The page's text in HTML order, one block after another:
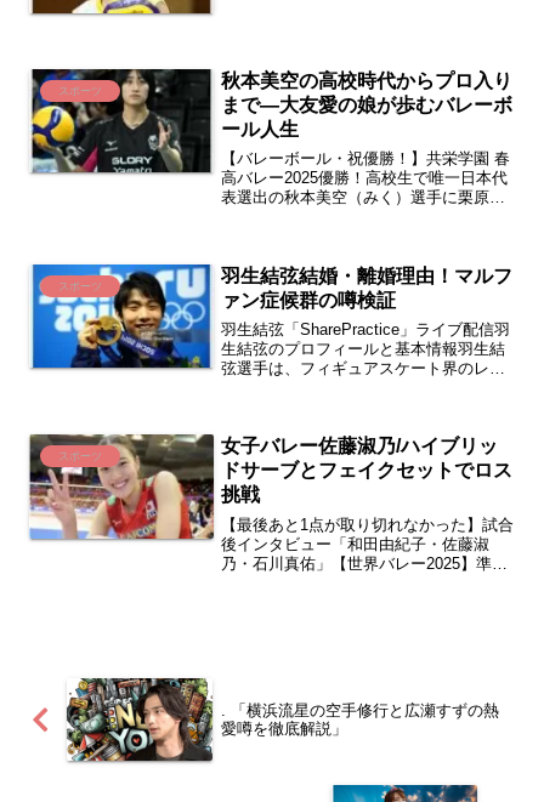
スポーツ
秋本美空の高校時代からプロ入り
まで―大友愛の娘が歩むバレーボ
ール人生
【バレーボール・祝優勝！】共栄学園 春
高バレー2025優勝！高校生で唯一日本代
表選出の秋本美空（みく）選手に栗原恵
スポーツ
羽生結弦結婚・離婚理由！マルフ
ァン症候群の噂検証
羽生結弦「SharePractice」ライブ配信羽
生結弦のプロフィールと基本情報羽生結
弦選手は、フィギュアスケート界のレジ
結弦 ...
スポーツ
女子バレー佐藤淑乃/ハイブリッ
ドサーブとフェイクセットでロス
挑戦
【最後あと1点が取り切れなかった】試合
後インタビュー「和田由紀子・佐藤淑
乃・石川真佑」【世界バレー2025】準決
. 「横浜流星の空手修行と広瀬すずの熱
愛噂を徹底解説」